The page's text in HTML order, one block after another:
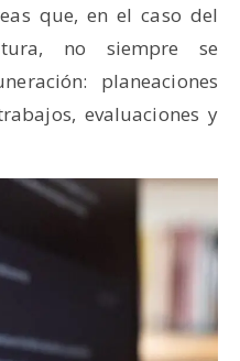
que, en el caso del
no siempre se
planeaciones
evaluaciones y